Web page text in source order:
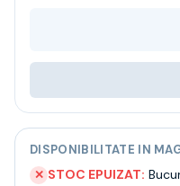
Contact
Termeni si conditii
Politica de confidentialitate
Intrebari frecvente
DISPONIBILITATE IN
✕ STOC EPUIZAT: